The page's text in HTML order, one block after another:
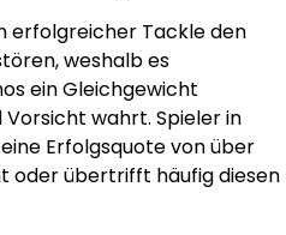
erfolgreicher Tackle den
weshalb es
ein Gleichgewicht
wahrt. Spieler in
Erfolgsquote von über
oder übertrifft häufig diesen